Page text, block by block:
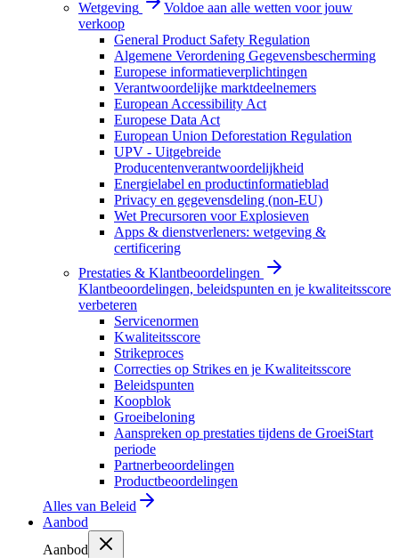
Wetgeving
Voldoe aan alle wetten voor jouw
verkoop
General Product Safety Regulation
Algemene Verordening Gegevensbescherming
Europese informatieverplichtingen
Verantwoordelijke marktdeelnemers
European Accessibility Act
Europese Data Act
European Union Deforestation Regulation
UPV - Uitgebreide
Producentenverantwoordelijkheid
Energielabel en productinformatieblad
Privacy en gegevensdeling (non-EU)
Wet Precursoren voor Explosieven
Apps & dienstverleners: wetgeving &
certificering
Prestaties & Klantbeoordelingen
Klantbeoordelingen, beleidspunten en je kwaliteitsscore
verbeteren
Servicenormen
Kwaliteitsscore
Strikeproces
Correcties op Strikes en je Kwaliteitsscore
Beleidspunten
Koopblok
Groeibeloning
Aanspreken op prestaties tijdens de GroeiStart
periode
Partnerbeoordelingen
Productbeoordelingen
Alles van Beleid
Aanbod
Aanbod